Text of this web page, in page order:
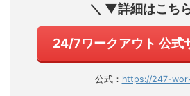
＼ ▼詳細はこち
24/7ワークアウト 公式
公式： https://247-